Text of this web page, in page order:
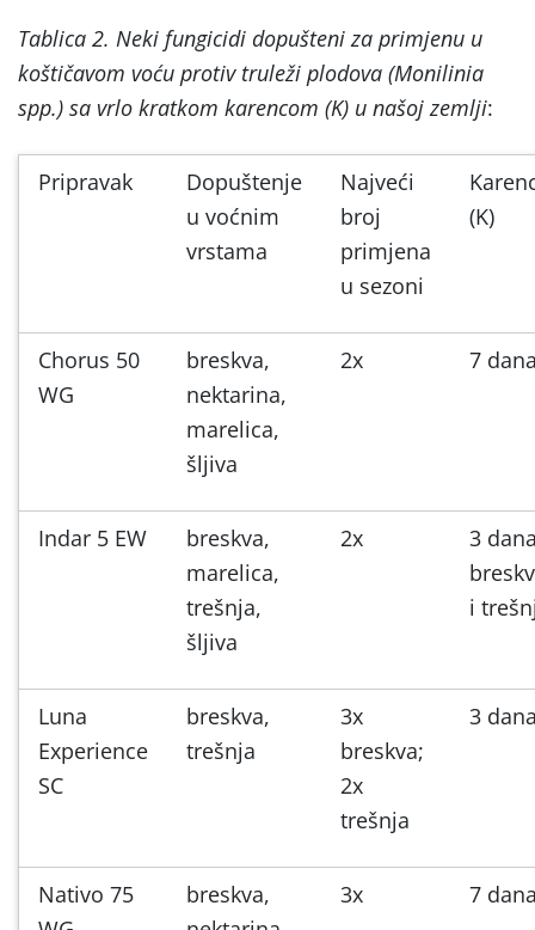
Tablica 2. Neki fungicidi dopušteni za primjenu u
koštičavom voću protiv truleži plodova (Monilinia
spp.) sa vrlo kratkom karencom (K) u našoj zemlji:
Pripravak
Dopuštenje
u voćnim
vrstama
Najveći
broj
primjena
u sezoni
(K)
Chorus 50
WG
breskva,
nektarina,
marelica,
šljiva
2x 7
Indar 5 EW
breskva,
marelica,
trešnja,
šljiva
2x
3
i
Luna
Experience
SC
breskva,
trešnja
3x
breskva;
2x
trešnja
3
Nativo 75
breskva,
3x 7